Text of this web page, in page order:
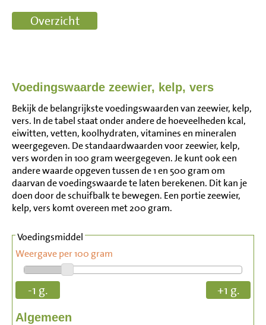
Voedingswaarde zeewier, kelp, vers
Bekijk de belangrijkste voedingswaarden van zeewier, kelp,
vers. In de tabel staat onder andere de hoeveelheden kcal,
eiwitten, vetten, koolhydraten, vitamines en mineralen
weergegeven. De standaardwaarden voor zeewier, kelp,
vers worden in 100 gram weergegeven. Je kunt ook een
andere waarde opgeven tussen de 1 en 500 gram om
daarvan de voedingswaarde te laten berekenen. Dit kan je
doen door de schuifbalk te bewegen. Een portie zeewier,
kelp, vers komt overeen met 200 gram.
Voedingsmiddel
Weergave per 100 gram
-1 g. +1 g.
Algemeen